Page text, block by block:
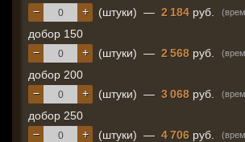
+
− (штуки) — 2 184 руб.
добор 150
+
− (штуки) — 2 568 руб.
добор 200
+
− (штуки) — 3 068 руб.
добор 250
+
− (штуки) — 4 706 руб.